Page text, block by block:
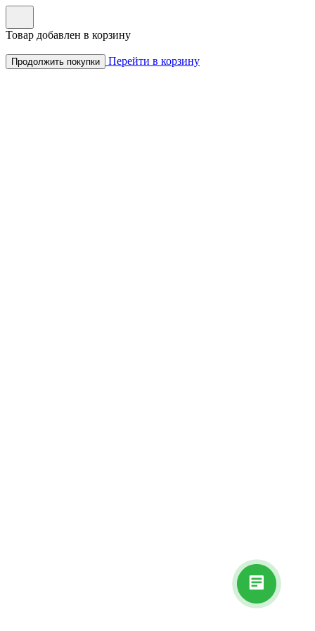
Товар добавлен в корзину
Продолжить покупки Перейти в корзину